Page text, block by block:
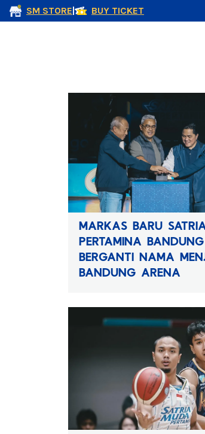
SM STORE| BUY TICKET
MARKAS BARU
PERTAMINA
BERGANTI NAMA
BANDUNG ARENA